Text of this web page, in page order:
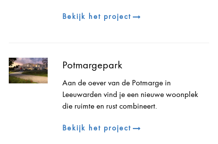
Bekijk het project
Potmargepark
Aan de oever van de Potmarge in
Leeuwarden vind je een nieuwe woonplek
die ruimte en rust combineert.
Bekijk het project